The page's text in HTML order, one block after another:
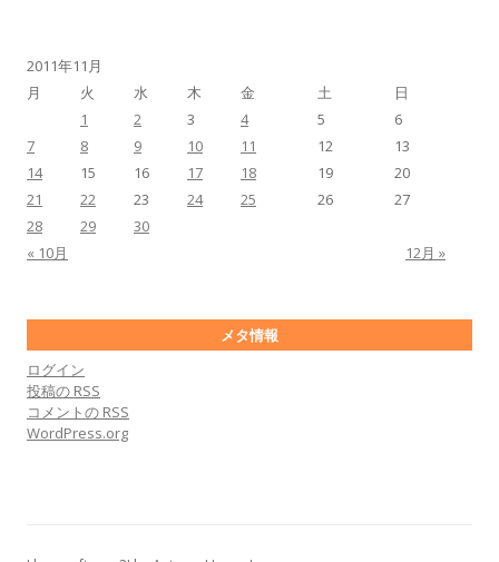
2011年11月
月
火 水 木 金 土 日
« 10月 12月 »
1 2 3 4 5
6
7
8 9 10 11 12
13
14
15 16 17 18 19
20
21
22 23 24 25 26
27
28
29 30
メタ情報
ログイン
投稿の RSS
コメントの RSS
WordPress.org